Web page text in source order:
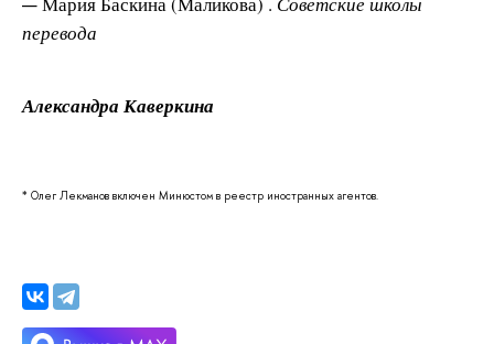
перевода
Александра Каверкина
* Олег Лекманов включен Минюстом в реестр иностранных агентов.